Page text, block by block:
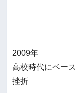
2009年
高校時代にベー
挫折